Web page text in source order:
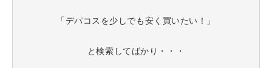
「デパコスを少しでも安く買いたい！」
と検索してばかり・・・